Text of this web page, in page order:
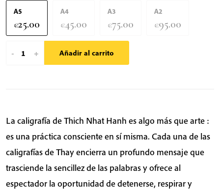
A5
€25.00
A4
€45.00
A3
€75.00
A2
€95.00
-
Happy
|
Caligrafía
de
Thich
Nhat
Hanh
+ Añadir al carrito
La caligrafía de Thich Nhat Hanh es algo más que arte :
es una práctica consciente en sí misma. Cada una de las
caligrafías de Thay encierra un profundo mensaje que
trasciende la sencillez de las palabras y ofrece al
espectador la oportunidad de detenerse, respirar y